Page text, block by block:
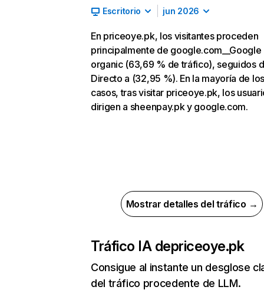
Escritorio jun 2026
En priceoye.pk, los visitantes proceden
principalmente de google.com__Google
organic (63,69 % de tráfico), seguidos
Directo a (32,95 %). En la mayoría de los
casos, tras visitar priceoye.pk, los
dirigen a sheenpay.pk y google.com.
Mostrar detalles del tráfico →
Tráfico IA depriceoye.pk
Consigue al instante un desglose
del tráfico procedente de LLM.